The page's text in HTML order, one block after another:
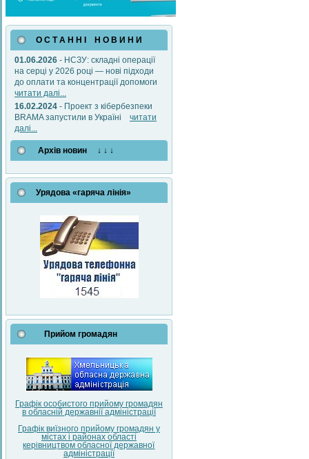
О С Т А Н Н І Н О В И Н И
01.06.2026 - НСЗУ: складні операції
на серці у 2026 році — нові підходи
до оплати та концентрації допомоги
читати далі...
16.02.2024 - Проект з кібербезпеки
BRAMA запустили в Україні читати
далі...
Архів новин ↓ ↓ ↓
Урядова «гаряча лінія»
Прийом громадян
Графік особистого прийому громадян
в обласній державнії адміністрації
Графік виїзного прийому громадян у
містах і районах області
керівництвом обласної державної
адміністрації